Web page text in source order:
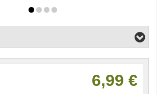
6,99 €